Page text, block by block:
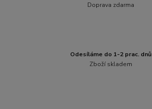
Doprava zdarma
Odesíláme do 1-2 prac. dnů
Zboží skladem